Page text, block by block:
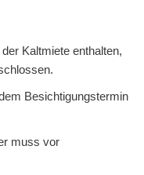
Kaltmiete enthalten,
Besichtigungstermin
muss vor